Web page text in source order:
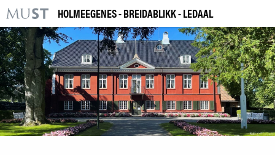
KR
M
BESØK OSS
UTSTILLINGER
ARRANGEMENTER
LÆRING
HOLMEEGENES - BREIDABLIKK - LEDAAL